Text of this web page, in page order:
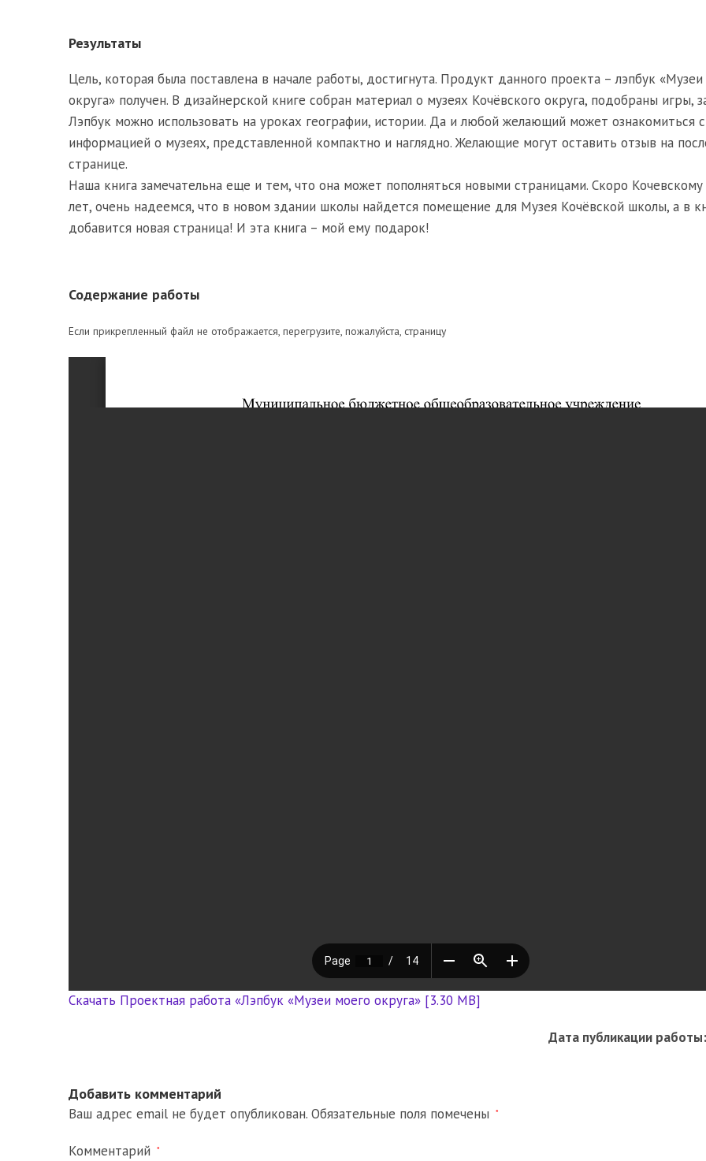
Результаты
Цель, которая была поставлена в начале работы, достигнута. Продукт данного проекта – лэпбук
округа» получен. В дизайнерской книге собран материал о музеях Кочёвского округа, подобраны игры,
Лэпбук можно использовать на уроках географии, истории. Да и любой желающий может ознакомиться с
информацией о музеях, представленной компактно и наглядно. Желающие могут оставить отзыв на
странице.
Наша книга замечательна еще и тем, что она может пополняться новыми страницами. Скоро
лет, очень надеемся, что в новом здании школы найдется помещение для Музея Кочёвской школы, а в
добавится новая страница! И эта книга – мой ему подарок!
Содержание работы
Если прикрепленный файл не отображается, перегрузите, пожалуйста, страницу
Скачать Проектная работа «Лэпбук «Музеи моего округа» [3.30 MB]
Дата публикации
Добавить комментарий
Ваш адрес email не будет опубликован. Обязательные поля помечены *
Комментарий *